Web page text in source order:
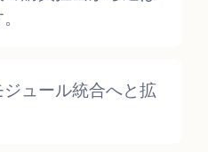
ュール統合へと拡